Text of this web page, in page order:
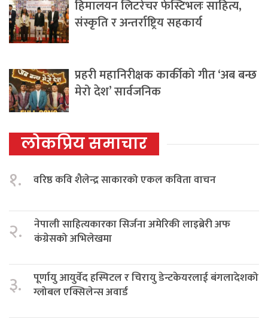
हिमालयन लिटरेचर फेस्टिभलः साहित्य,
संस्कृति र अन्तर्राष्ट्रिय सहकार्य
प्रहरी महानिरीक्षक कार्कीको गीत ‘अब बन्छ
मेरो देश’ सार्वजनिक
लोकप्रिय समाचार
१. वरिष्ठ कवि शैलेन्द्र साकारको एकल कविता वाचन
२.
नेपाली साहित्यकारका सिर्जना अमेरिकी लाइब्रेरी अफ
कंग्रेसको अभिलेखमा
३.
पूर्णायु आयुर्वेद हस्पिटल र चिरायु डेन्टकेयरलाई बंगलादेशको
ग्लोबल एक्सिलेन्स अवार्ड